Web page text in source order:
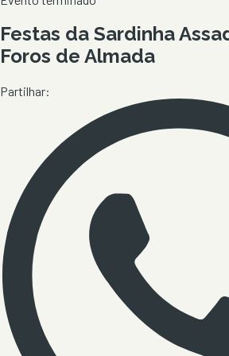
Festas da Sardinha
Foros de Almada
Partilhar: